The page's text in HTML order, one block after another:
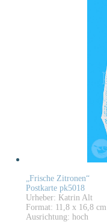
„Frische Zitronen“
Postkarte pk5018
Urheber: Katrin Alt
Format: 11,8 x 16,8 cm
Ausrichtung: hoch